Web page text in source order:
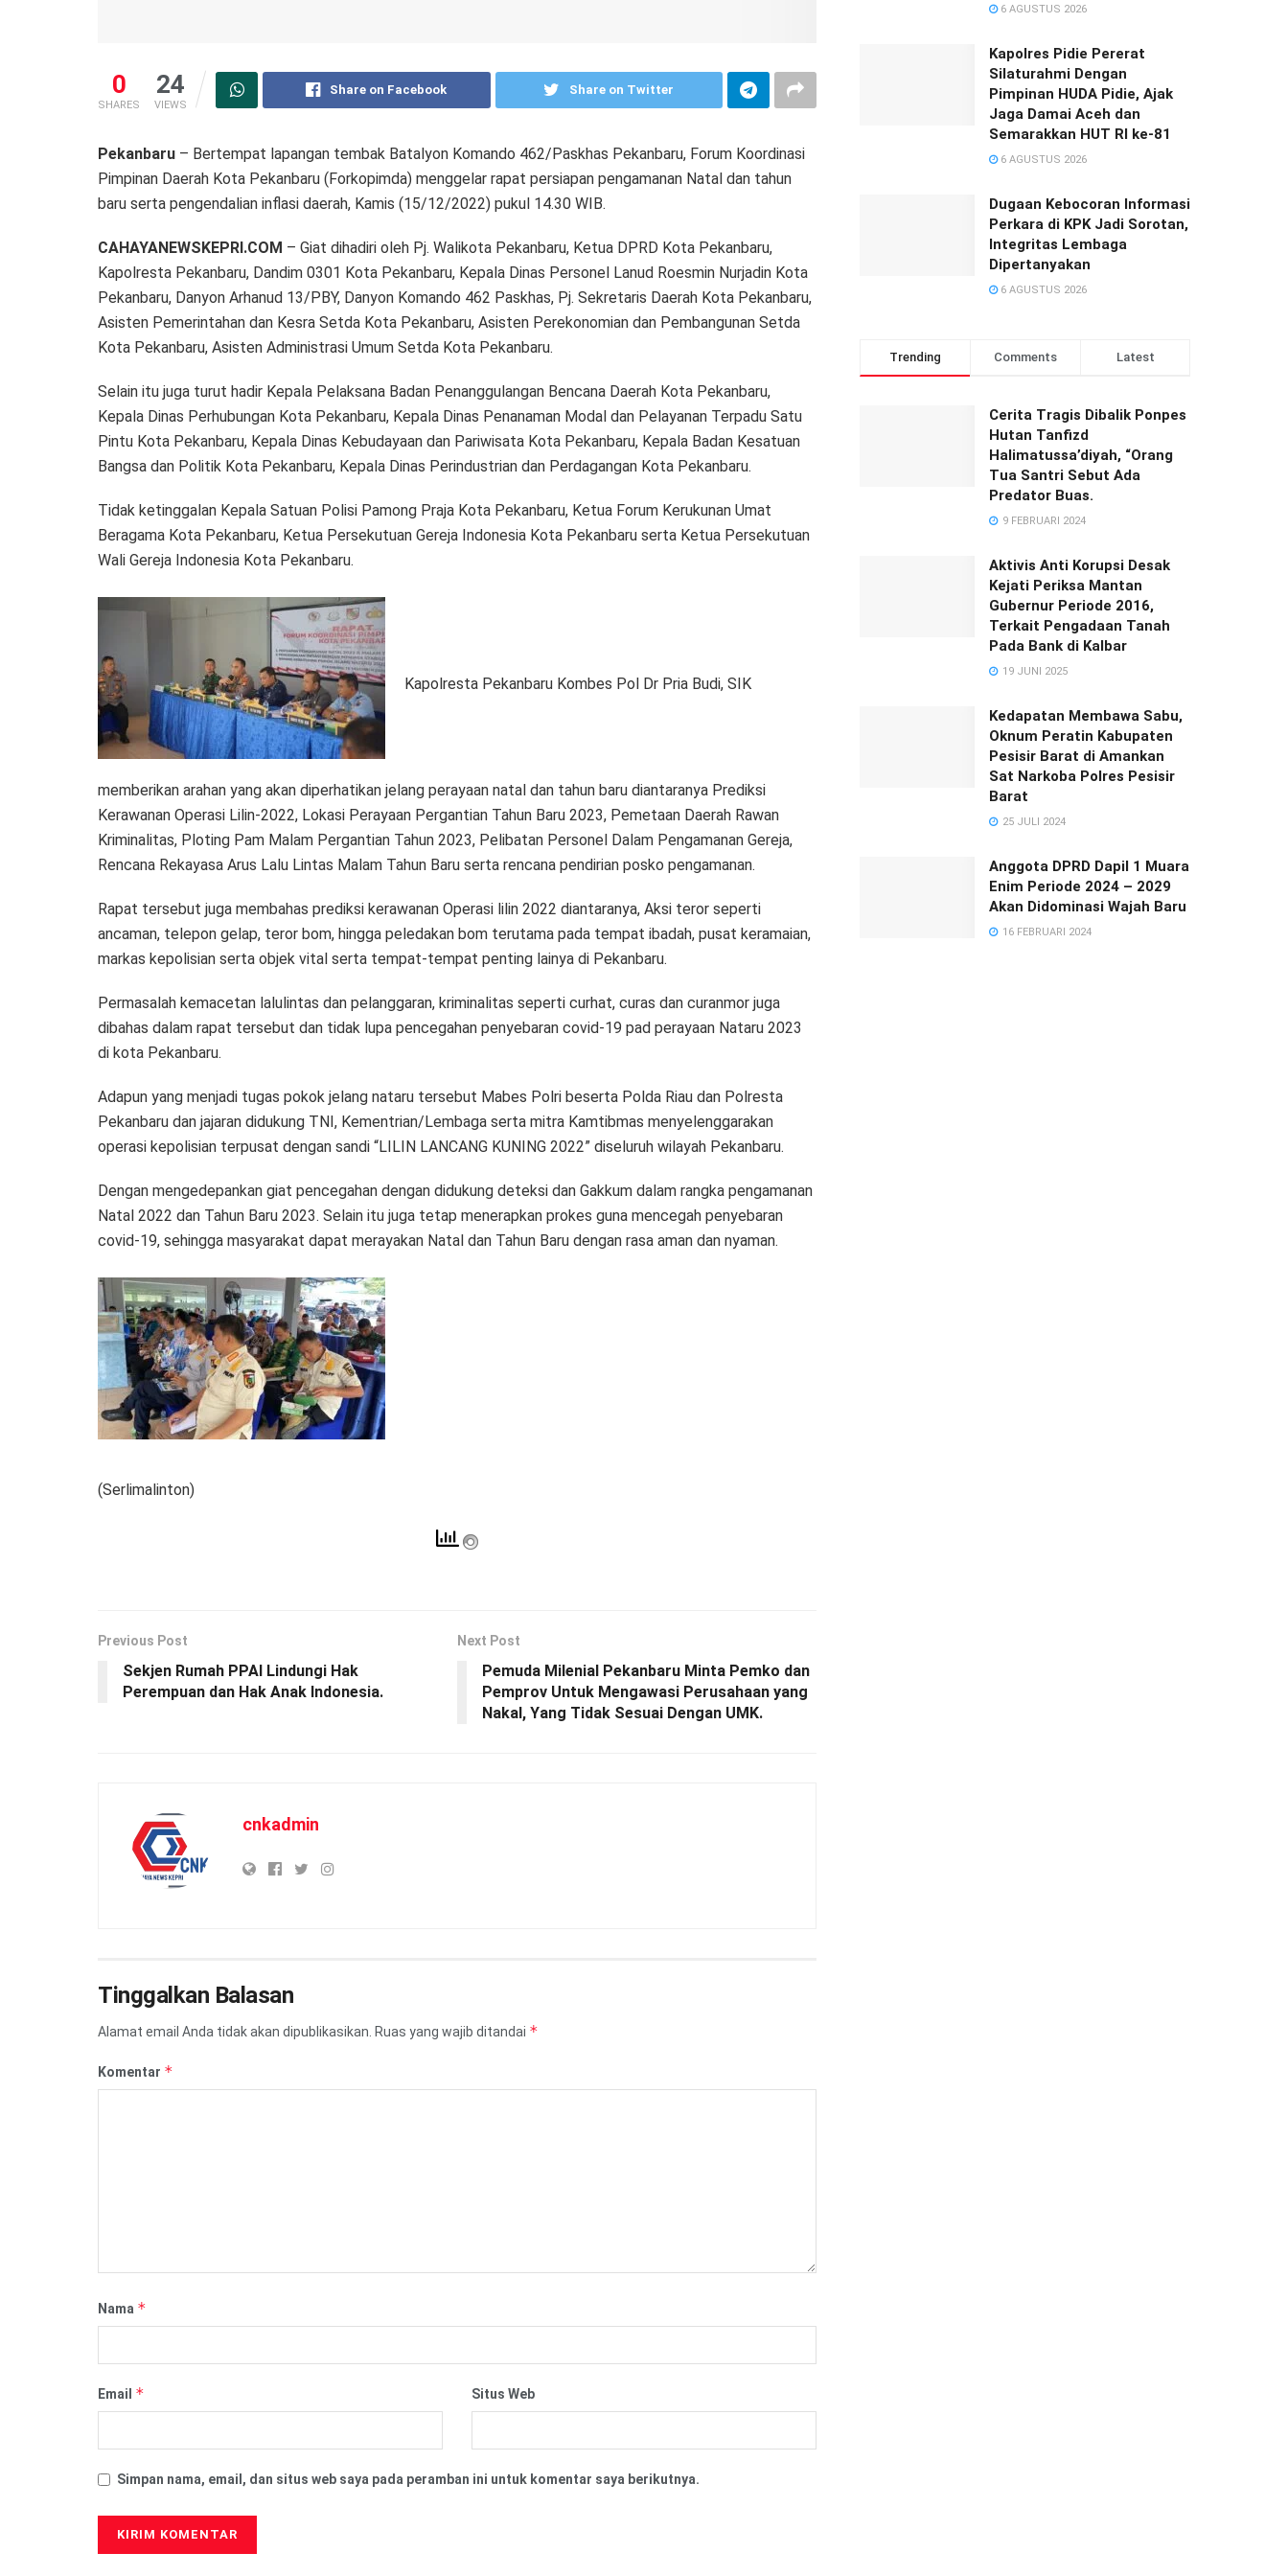
0
SHARES
24
VIEWS
Share on Facebook Share on Twitter
Pekanbaru – Bertempat lapangan tembak Batalyon Komando 462/Paskhas Pekanbaru, Forum Koordinasi
Pimpinan Daerah Kota Pekanbaru (Forkopimda) menggelar rapat persiapan pengamanan Natal dan tahun
baru serta pengendalian inflasi daerah, Kamis (15/12/2022) pukul 14.30 WIB.
CAHAYANEWSKEPRI.COM – Giat dihadiri oleh Pj. Walikota Pekanbaru, Ketua DPRD Kota Pekanbaru,
Kapolresta Pekanbaru, Dandim 0301 Kota Pekanbaru, Kepala Dinas Personel Lanud Roesmin Nurjadin Kota
Pekanbaru, Danyon Arhanud 13/PBY, Danyon Komando 462 Paskhas, Pj. Sekretaris Daerah Kota Pekanbaru,
Asisten Pemerintahan dan Kesra Setda Kota Pekanbaru, Asisten Perekonomian dan Pembangunan Setda
Kota Pekanbaru, Asisten Administrasi Umum Setda Kota Pekanbaru.
Selain itu juga turut hadir Kepala Pelaksana Badan Penanggulangan Bencana Daerah Kota Pekanbaru,
Kepala Dinas Perhubungan Kota Pekanbaru, Kepala Dinas Penanaman Modal dan Pelayanan Terpadu Satu
Pintu Kota Pekanbaru, Kepala Dinas Kebudayaan dan Pariwisata Kota Pekanbaru, Kepala Badan Kesatuan
Bangsa dan Politik Kota Pekanbaru, Kepala Dinas Perindustrian dan Perdagangan Kota Pekanbaru.
Tidak ketinggalan Kepala Satuan Polisi Pamong Praja Kota Pekanbaru, Ketua Forum Kerukunan Umat
Beragama Kota Pekanbaru, Ketua Persekutuan Gereja Indonesia Kota Pekanbaru serta Ketua Persekutuan
Wali Gereja Indonesia Kota Pekanbaru.
Kapolresta Pekanbaru Kombes Pol Dr Pria Budi, SIK
memberikan arahan yang akan diperhatikan jelang perayaan natal dan tahun baru diantaranya Prediksi
Kerawanan Operasi Lilin-2022, Lokasi Perayaan Pergantian Tahun Baru 2023, Pemetaan Daerah Rawan
Kriminalitas, Ploting Pam Malam Pergantian Tahun 2023, Pelibatan Personel Dalam Pengamanan Gereja,
Rencana Rekayasa Arus Lalu Lintas Malam Tahun Baru serta rencana pendirian posko pengamanan.
Rapat tersebut juga membahas prediksi kerawanan Operasi lilin 2022 diantaranya, Aksi teror seperti
ancaman, telepon gelap, teror bom, hingga peledakan bom terutama pada tempat ibadah, pusat keramaian,
markas kepolisian serta objek vital serta tempat-tempat penting lainya di Pekanbaru.
Permasalah kemacetan lalulintas dan pelanggaran, kriminalitas seperti curhat, curas dan curanmor juga
dibahas dalam rapat tersebut dan tidak lupa pencegahan penyebaran covid-19 pad perayaan Nataru 2023
di kota Pekanbaru.
Adapun yang menjadi tugas pokok jelang nataru tersebut Mabes Polri beserta Polda Riau dan Polresta
Pekanbaru dan jajaran didukung TNI, Kementrian/Lembaga serta mitra Kamtibmas menyelenggarakan
operasi kepolisian terpusat dengan sandi “LILIN LANCANG KUNING 2022” diseluruh wilayah Pekanbaru.
Dengan mengedepankan giat pencegahan dengan didukung deteksi dan Gakkum dalam rangka pengamanan
Natal 2022 dan Tahun Baru 2023. Selain itu juga tetap menerapkan prokes guna mencegah penyebaran
covid-19, sehingga masyarakat dapat merayakan Natal dan Tahun Baru dengan rasa aman dan nyaman.
(Serlimalinton)
Previous Post
Sekjen Rumah PPAI Lindungi Hak
Perempuan dan Hak Anak Indonesia.
Next Post
Pemuda Milenial Pekanbaru Minta Pemko dan
Pemprov Untuk Mengawasi Perusahaan yang
Nakal, Yang Tidak Sesuai Dengan UMK.
cnkadmin
Tinggalkan Balasan
Alamat email Anda tidak akan dipublikasikan. Ruas yang wajib ditandai *
Komentar *
Nama *
Email * Situs Web
Simpan nama, email, dan situs web saya pada peramban ini untuk komentar saya berikutnya.
6 AGUSTUS 2026
‎‎Kapolres Pidie Pererat
Silaturahmi Dengan
Pimpinan HUDA Pidie, Ajak
Jaga Damai Aceh dan
Semarakkan HUT RI ke-81
6 AGUSTUS 2026
Dugaan Kebocoran Informasi
Perkara di KPK Jadi Sorotan,
Integritas Lembaga
Dipertanyakan
6 AGUSTUS 2026
Trending Comments Latest
Cerita Tragis Dibalik Ponpes
Hutan Tanfizd
Halimatussa’diyah, “Orang
Tua Santri Sebut Ada
Predator Buas.
9 FEBRUARI 2024
Aktivis Anti Korupsi Desak
Kejati Periksa Mantan
Gubernur Periode 2016,
Terkait Pengadaan Tanah
Pada Bank di Kalbar
19 JUNI 2025
Kedapatan Membawa Sabu,
Oknum Peratin Kabupaten
Pesisir Barat di Amankan
Sat Narkoba Polres Pesisir
Barat
25 JULI 2024
Anggota DPRD Dapil 1 Muara
Enim Periode 2024 – 2029
Akan Didominasi Wajah Baru
16 FEBRUARI 2024